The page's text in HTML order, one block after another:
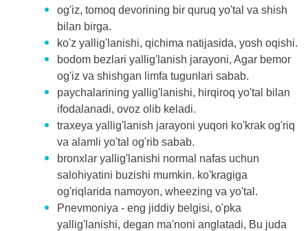
og'iz, tomoq devorining bir quruq yo'tal va shish
bilan birga.
ko'z yallig'lanishi, qichima natijasida, yosh oqishi.
bodom bezlari yallig'lanish jarayoni, Agar bemor
og'iz va shishgan limfa tugunlari sabab.
paychalarining yallig'lanishi, hirqiroq yo'tal bilan
ifodalanadi, ovoz olib keladi.
traxeya yallig'lanish jarayoni yuqori ko'krak og'riq
va alamli yo'tal og'rib sabab.
bronxlar yallig'lanishi normal nafas uchun
salohiyatini buzishi mumkin. ko'kragiga
og'riqlarida namoyon, wheezing va yo'tal.
Pnevmoniya - eng jiddiy belgisi, o'pka
yallig'lanishi, degan ma'noni anglatadi, Bu juda